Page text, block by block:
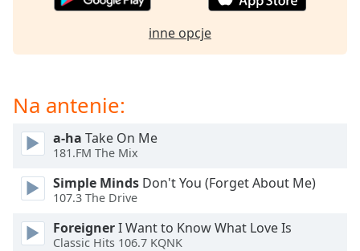
Audio
in-
Fullscreen
This
modal
window.
inne opcje
Na antenie:
a-ha Take On Me
181.FM The Mix
Simple Minds Don't You (Forget About Me)
107.3 The Drive
ForeignerI Want to Know What Love Is
Classic Hits 106.7 KQNK